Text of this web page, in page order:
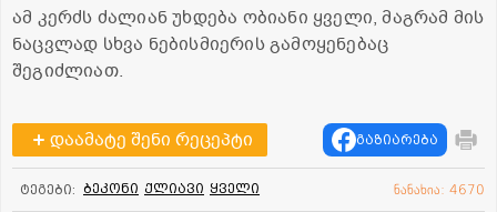
ამ კერძს ძალიან უხდება ობიანი ყველი, მაგრამ მის
ნაცვლად სხვა ნებისმიერის გამოყენებაც
შეგიძლიათ.
დაამატე შენი რეცეპტი გაზიარება
ტეგები: ბეკონი ქლიავი ყველი ნანახია: 4670